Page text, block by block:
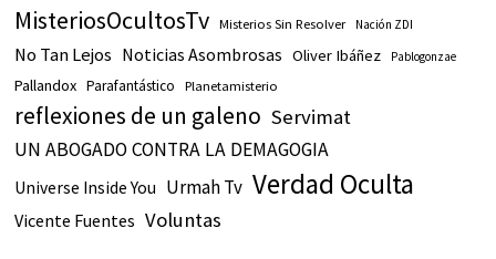
MisteriosOcultosTv Misterios Sin Resolver Nación ZDI
No Tan Lejos Noticias Asombrosas Oliver Ibáñez Pablogonzae
Pallandox Parafantástico Planetamisterio
reflexiones de un galeno Servimat
UN ABOGADO CONTRA LA DEMAGOGIA
Universe Inside You Urmah Tv Verdad Oculta
Vicente Fuentes Voluntas